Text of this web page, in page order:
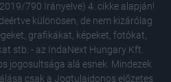
790 Irányelve) 4. cikke alapján!
különösen, de nem kizárólag
grafikákat, képeket, fotókat,
stb. - az IndaNext Hungary Kft.
jogosultsága alá esnek. Mindezek
csak a Jogtulajdonos előzetes